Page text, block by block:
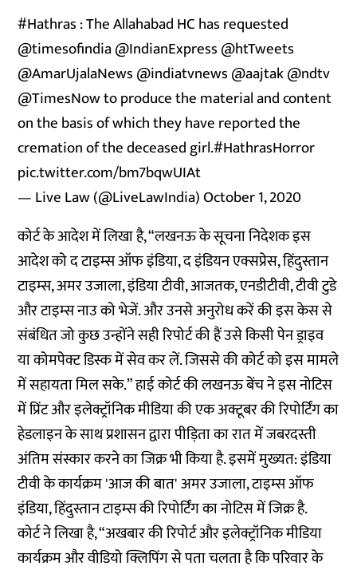
#Hathras: The Allahabad HC has requested
@timesofindia@IndianExpress@htTweets
@AmarUjalaNews@indiatvnews@aajtak@ndtv
@TimesNowto produce the material and content
on the basis of which they have reported the
cremation of the deceased girl.#HathrasHorror
pic.twitter.com/bm7bqwUIAt
— Live Law (@LiveLawIndia)October 1, 2020
कोर्ट के आदेश में लिखा है, “लखनऊ के सूचना निदेशक इस
आदेश को द टाइम्स ऑफ इंडिया, द इंडियन एक्सप्रेस, हिंदुस्तान
टाइम्स, अमर उजाला, इंडिया टीवी, आजतक, एनडीटीवी, टीवी टुडे
और टाइम्स नाउ को भेजें. और उनसे अनुरोध करें की इस केस से
संबंधित जो कुछ उन्होंने सही रिपोर्ट की हैं उसे किसी पेन ड्राइव
या कोमपेक्ट डिस्क में सेव कर लें. जिससे की कोर्ट को इस मामले
में सहायता मिल सके.” हाई कोर्ट की लखनऊ बेंच ने इस नोटिस
में प्रिंट और इलेक्ट्रॉनिक मीडिया की एक अक्टूबर की रिपोर्टिंग का
हेडलाइन के साथ प्रशासन द्वारा पीड़िता का रात में जबरदस्ती
अंतिम संस्कार करने का जिक्र भी किया है. इसमें मुख्यत: इंडिया
टीवी के कार्यक्रम 'आज की बात' अमर उजाला, टाइम्स ऑफ
इंडिया, हिंदुस्तान टाइम्स की रिपोर्टिंग का नोटिस में जिक्र है.
कोर्ट ने लिखा है, “अखबार की रिपोर्ट और इलेक्ट्रॉनिक मीडिया
कार्यक्रम और वीडियो क्लिपिंग से पता चलता है कि परिवार के